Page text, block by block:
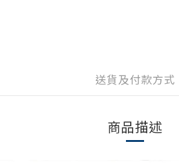
送貨及付款方式
商品描述